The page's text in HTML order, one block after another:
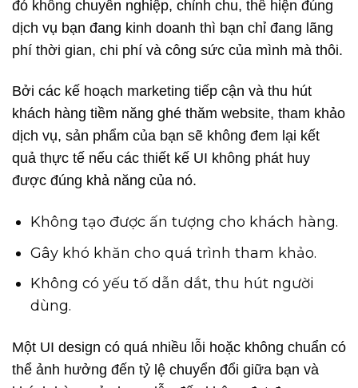
đó không chuyên nghiệp, chỉnh chu, thể hiện đúng
dịch vụ bạn đang kinh doanh thì bạn chỉ đang lãng
phí thời gian, chi phí và công sức của mình mà thôi.
Bởi các kế hoạch marketing tiếp cận và thu hút
khách hàng tiềm năng ghé thăm website, tham khảo
dịch vụ, sản phẩm của bạn sẽ không đem lại kết
quả thực tế nếu các thiết kế UI không phát huy
được đúng khả năng của nó.
Không tạo được ấn tượng cho khách hàng.
Gây khó khăn cho quá trình tham khảo.
Không có yếu tố dẫn dắt, thu hút người
dùng.
Một UI design có quá nhiều lỗi hoặc không chuẩn có
thể ảnh hưởng đến tỷ lệ chuyển đổi giữa bạn và